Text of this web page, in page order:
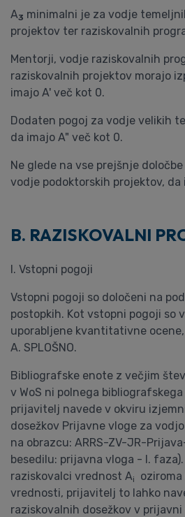
A3 minimalni je za vodje
projektov ter raziskovalnih
Mentorji, vodje raziskovalnih
raziskovalnih projektov morajo
imajo A' več kot 0.
Dodaten pogoj za vodje velikih
da imajo A" več kot 0.
Ne glede na vse prejšnje
vodje podoktorskih projektov, da
B. RAZISKOVALNI
I. Vstopni pogoji
Vstopni pogoji so določeni na
postopkih. Kot vstopni pogoji so
uporabljene kvantitativne
A. SPLOŠNO.
Bibliografske enote z večjim
v WoS ni polnega
prijavitelj navede v okviru
dosežkov Prijavne vloge za
na obrazcu: ARRS-ZV-JR-
besedilu: prijavna vloga - I.
raziskovalci vrednost Ai
vrednosti, prijavitelj to lahko
raziskovalnih dosežkov v